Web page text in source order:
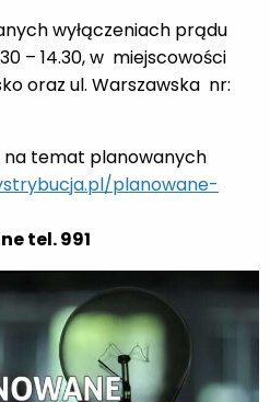
wyłączeniach prądu
– 14.30, w miejscowości
oraz ul. Warszawska nr:
na temat planowanych
planowane-
tel.991